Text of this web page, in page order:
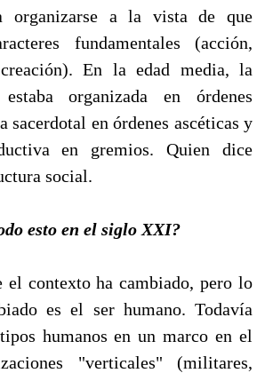
organizarse a la vista de que
fundamentales (acción,
En la edad media, la
organizada en órdenes
sacerdotal en órdenes ascéticas y
en gremios. Quien dice
social.
esto en el siglo XXI?
el contexto ha cambiado, pero lo
es el ser humano. Todavía
humanos en un marco en el
"verticales" (militares,